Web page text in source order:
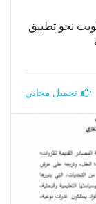
نحو تطبيق
تحميل مجاني